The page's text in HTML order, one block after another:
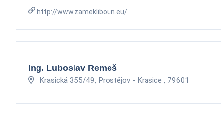
http://www.zamekliboun.eu/
Ing. Luboslav Remeš
Krasická 355/49, Prostějov - Krasice , 79601